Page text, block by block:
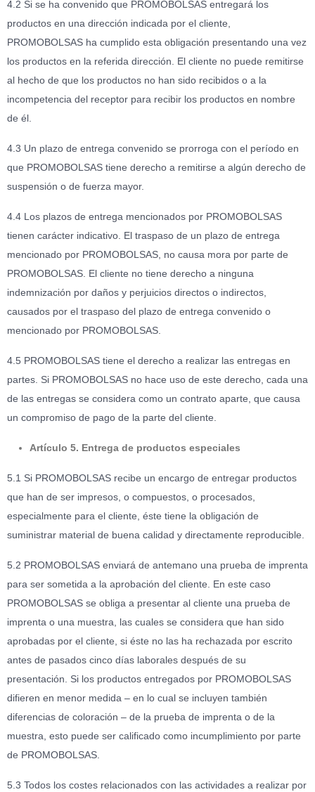
4.2 Si se ha convenido que PROMOBOLSAS entregará los
productos en una dirección indicada por el cliente,
PROMOBOLSAS ha cumplido esta obligación presentando una vez
los productos en la referida dirección. El cliente no puede remitirse
al hecho de que los productos no han sido recibidos o a la
incompetencia del receptor para recibir los productos en nombre
de él.
4.3 Un plazo de entrega convenido se prorroga con el período en
que PROMOBOLSAS tiene derecho a remitirse a algún derecho de
suspensión o de fuerza mayor.
4.4 Los plazos de entrega mencionados por PROMOBOLSAS
tienen carácter indicativo. El traspaso de un plazo de entrega
mencionado por PROMOBOLSAS, no causa mora por parte de
PROMOBOLSAS. El cliente no tiene derecho a ninguna
indemnización por daños y perjuicios directos o indirectos,
causados por el traspaso del plazo de entrega convenido o
mencionado por PROMOBOLSAS.
4.5 PROMOBOLSAS tiene el derecho a realizar las entregas en
partes. Si PROMOBOLSAS no hace uso de este derecho, cada una
de las entregas se considera como un contrato aparte, que causa
un compromiso de pago de la parte del cliente.
Artículo 5. Entrega de productos especiales
5.1 Si PROMOBOLSAS recibe un encargo de entregar productos
que han de ser impresos, o compuestos, o procesados,
especialmente para el cliente, éste tiene la obligación de
suministrar material de buena calidad y directamente reproducible.
5.2 PROMOBOLSAS enviará de antemano una prueba de imprenta
para ser sometida a la aprobación del cliente. En este caso
PROMOBOLSAS se obliga a presentar al cliente una prueba de
imprenta o una muestra, las cuales se considera que han sido
aprobadas por el cliente, si éste no las ha rechazada por escrito
antes de pasados cinco días laborales después de su
presentación. Si los productos entregados por PROMOBOLSAS
difieren en menor medida – en lo cual se incluyen también
diferencias de coloración – de la prueba de imprenta o de la
muestra, esto puede ser calificado como incumplimiento por parte
de PROMOBOLSAS.
5.3 Todos los costes relacionados con las actividades a realizar por